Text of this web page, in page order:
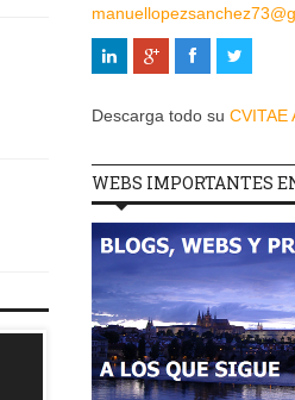
Descarga todo su CVITAE
WEBS IMPORTANTES